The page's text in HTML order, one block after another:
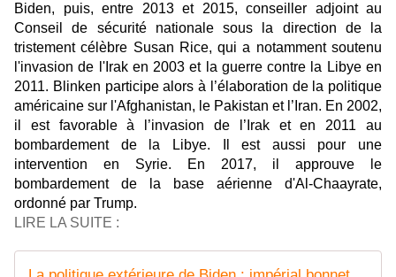
Biden, puis, entre 2013 et 2015, conseiller adjoint au
Conseil de sécurité nationale sous la direction de la
tristement célèbre Susan Rice, qui a notamment soutenu
l'invasion de l'Irak en 2003 et la guerre contre la Libye en
2011. Blinken participe alors à l’élaboration de la politique
américaine sur l'Afghanistan, le Pakistan et l’Iran. En 2002,
il est favorable à l’invasion de l’Irak et en 2011 au
bombardement de la Libye. Il est aussi pour une
intervention en Syrie. En 2017, il approuve le
bombardement de la base aérienne d'Al-Chaayrate,
ordonné par Trump.
LIRE LA SUITE :